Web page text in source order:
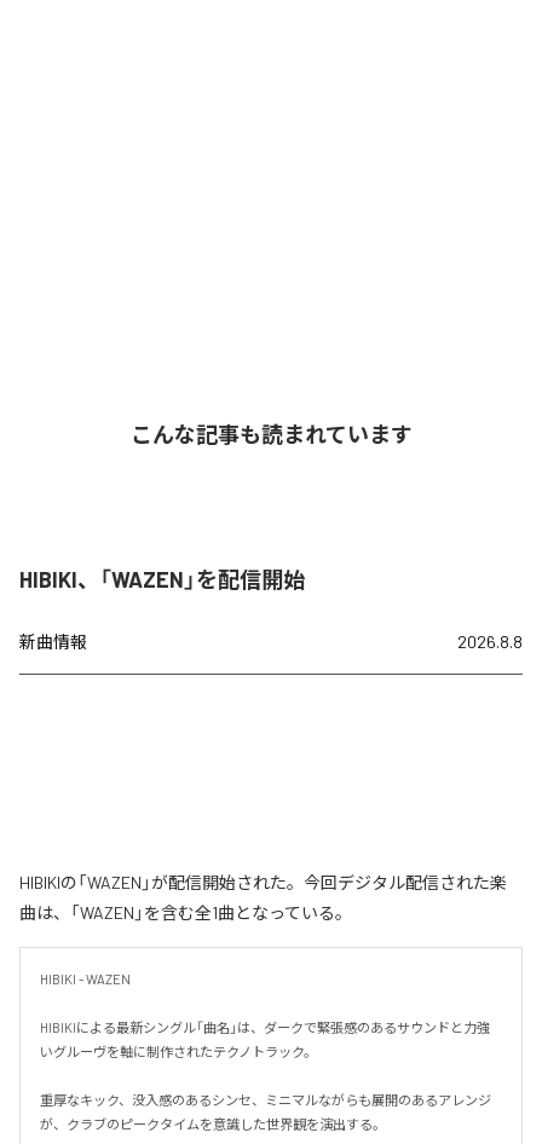
こんな記事も読まれています
HIBIKI、「WAZEN」を配信開始
新曲情報 2026.8.8
HIBIKIの「WAZEN」が配信開始された。今回デジタル配信された楽
曲は、「WAZEN」を含む全1曲となっている。
HIBIKI - WAZEN
HIBIKIによる最新シングル「曲名」は、ダークで緊張感のあるサウンドと力強
いグルーヴを軸に制作されたテクノトラック。
重厚なキック、没入感のあるシンセ、ミニマルながらも展開のあるアレンジ
が、クラブのピークタイムを意識した世界観を演出する。